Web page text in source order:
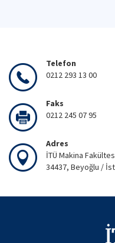
Telefon
0212 293 13 00
Faks
0212 245 07 95
Adres
İTÜ Makina
34437, Beyoğlu /